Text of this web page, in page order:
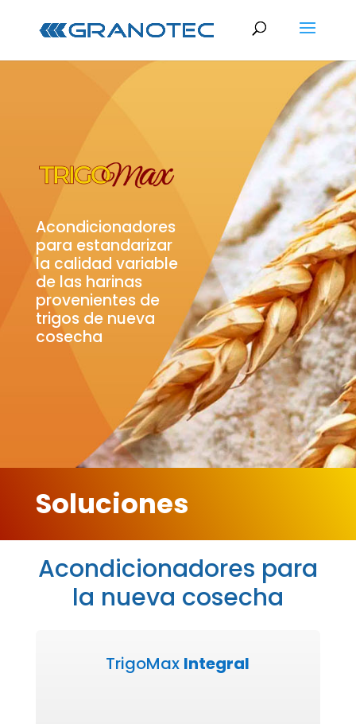
Acondicionadores
para estandarizar
la calidad variable
de las harinas
provenientes de
trigos de nueva
cosecha
Soluciones
Acondicionadores para
la nueva cosecha
TrigoMax Integral